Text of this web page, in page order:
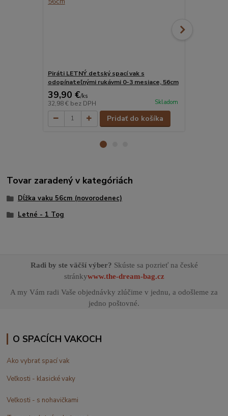
Piráti LETNÝ detský spací vak s
odopínateľnými rukávmi 0-3 mesiace, 56cm
39,90 €/ks
32,98 € bez DPH Skladom
Pridať do košíka
Tovar zaradený v kategóriách
Dĺžka vaku 56cm (novorodenec)
Letné - 1 Tog
Radi by ste väčší výber? Skúste sa pozrieť na české
stránkywww.the-dream-bag.cz
A my Vám radi Vaše objednávky zlúčime v jednu, a odošleme za
jedno poštovné.
O SPACÍCH VAKOCH
Ako vybrať spací vak
Veľkosti - klasické vaky
Veľkosti - s nohavičkami